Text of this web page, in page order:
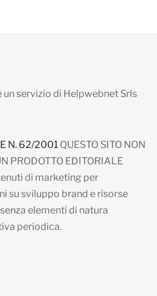
servizio di Helpwebnet Srls
N. 62/2001QUESTO SITO NON
PRODOTTO EDITORIALE
di marketing per
su sviluppo brand e risorse
elementi di natura
periodica.